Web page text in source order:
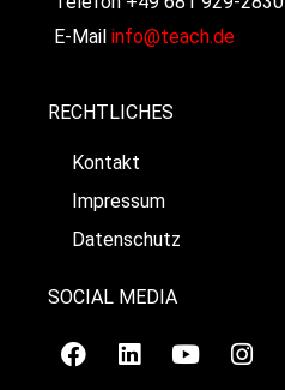
E-Mail info@teach.de
RECHTLICHES
Kontakt
Impressum
Datenschutz
SOCIAL MEDIA